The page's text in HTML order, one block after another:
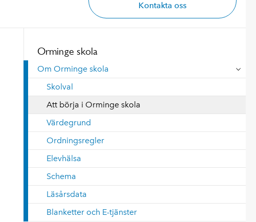
Kontakta oss
Orminge skola
Om Orminge skola
Skolval
Att börja i Orminge skola
Värdegrund
Ordningsregler
Elevhälsa
Schema
Läsårsdata
Blanketter och E-tjänster